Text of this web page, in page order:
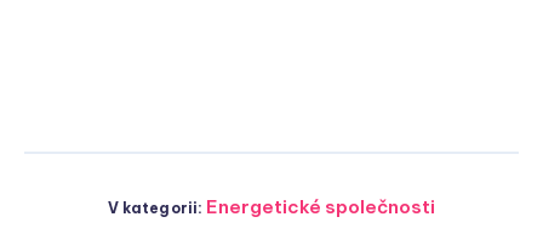
V kategorii: Energetické společnosti